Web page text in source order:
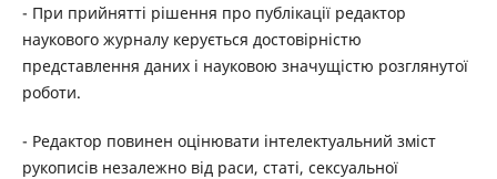
- При прийнятті рішення про публікації редактор
наукового журналу керується достовірністю
представлення даних і науковою значущістю розглянутої
роботи.
- Редактор повинен оцінювати інтелектуальний зміст
рукописів незалежно від раси, статі, сексуальної